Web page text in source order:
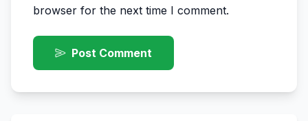
browser for the next time I comment.
Post Comment